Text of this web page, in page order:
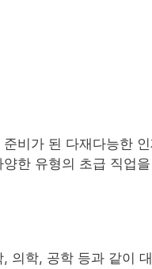
비가 된 다재다능한 인
한 유형의 초급 직업
의학, 공학 등과 같이